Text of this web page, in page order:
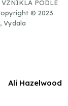
VZNIKLA PODLE
© 2023
Vydala
Ali Hazelwood